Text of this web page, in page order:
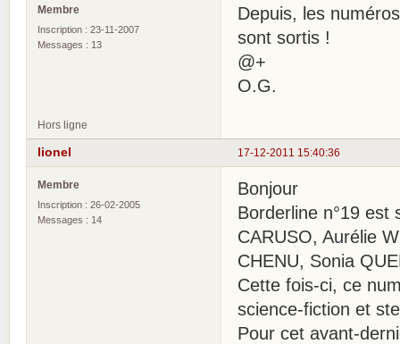
Membre
Inscription : 23-11-2007
Messages : 13
Depuis, les
sont sortis !
@+
O.G.
Hors ligne
17-12-2011 15:40:36
lionel
Membre
Inscription : 26-02-2005
Messages : 14
Bonjour
Borderline n°19 est
CARUSO, Aurélie
CHENU, Sonia
Cette fois-ci, ce
science-fiction et
Pour cet avant-